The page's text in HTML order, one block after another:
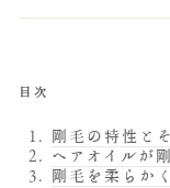
目次
剛毛の特性と
ヘアオイルが
剛毛を柔らか